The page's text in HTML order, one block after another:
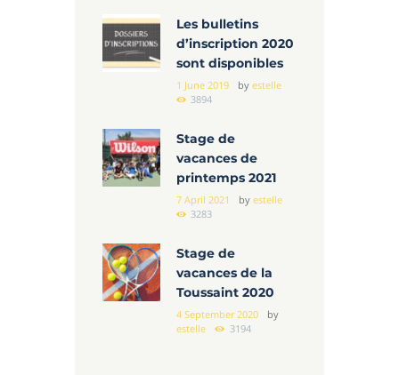
Les bulletins
d’inscription 2020
sont disponibles
1 June 2019 byestelle
3894
Stage de
vacances de
printemps 2021
7 April 2021 byestelle
3283
Stage de
vacances de la
Toussaint 2020
4 September 2020
by
estelle
3194